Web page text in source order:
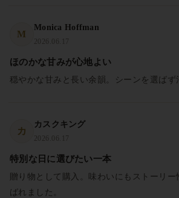
M
Monica Hoffman
2026.06.17
ほのかな甘みが心地よい
穏やかな甘みと長い余韻。シーンを選ばず
カ
カスクキング
2026.06.17
特別な日に選びたい一本
贈り物として購入。味わいにもストーリー
ばれました。